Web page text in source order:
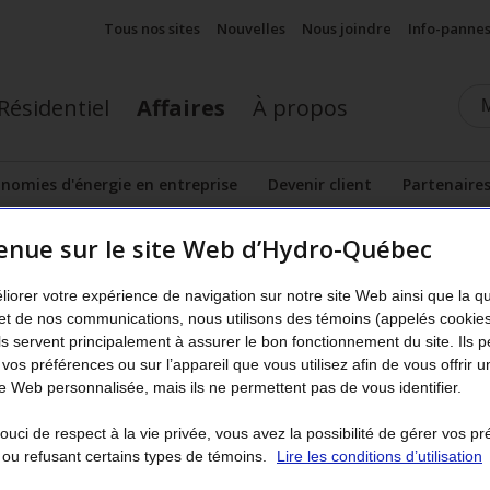
Tous nos sites Nouvelles Nous joindre Info-pannes
Résidentiel Affaires À propos
d'énergie en entreprise
Afficher le sous-menu
Devenir client Partenaires
entreprise
agricoles efficaces -
pour des produits soumis avant le
visés par ce volet du programme et soumis votre demande
ci‑dessous.
sur le site Web d’Hydro-Québec
votre expérience de navigation sur notre site Web ainsi que la
de nos communications, nous utilisons des témoins (appelés
servent principalement à assurer le bon fonctionnement du site. Ils
préférences ou sur l’appareil que vous utilisez afin de vous offrir
Web personnalisée, mais ils ne permettent pas de vous identifier.
de respect à la vie privée, vous avez la possibilité de gérer vos
refusant certains types de témoins.
Lire les conditions d’utilisation